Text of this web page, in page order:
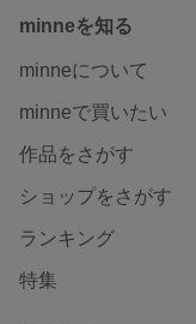
minneを知る
minneについて
minneで買いたい
作品をさがす
ショップをさがす
ランキング
特集